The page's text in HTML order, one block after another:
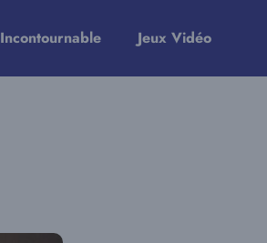
Incontournable Jeux Vidéo